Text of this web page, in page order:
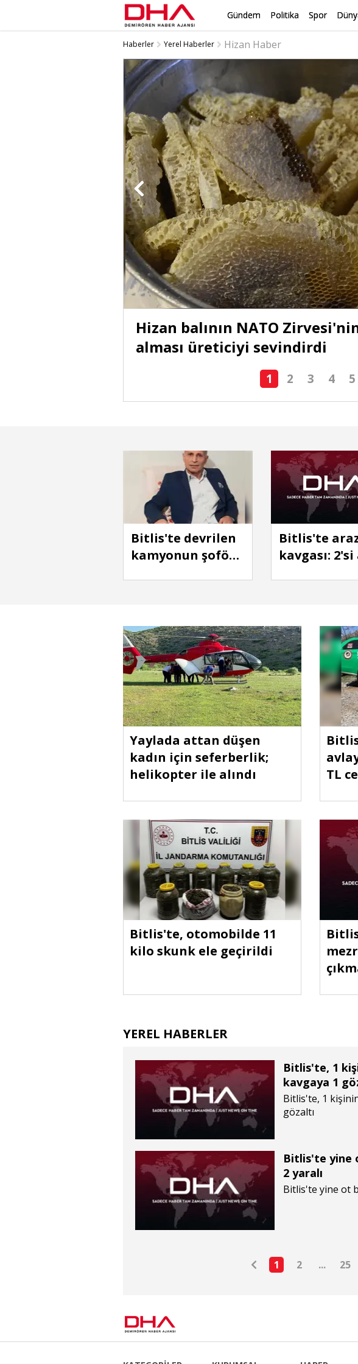
Gündem Politika Spor
Haberler Yerel Haberler Hizan Haber
Hizan balının NATO
alması üreticiyi sevindirdi
1 2 3 4 5
Bitlis'te devrilen
kamyonun şoförü
Bitlis'te
kavgası: 2'si
Yaylada attan düşen
kadın için seferberlik;
helikopter ile alındı
TL
Bitlis'te, otomobilde 11
kilo skunk ele geçirildi
YEREL HABERLER
Bitlis'te, 1
kavgaya 1
Bitlis'te, 1
gözaltı
Bitlis'te yine
2 yaralı
Bitlis'te yine ot
1 2 ... 25